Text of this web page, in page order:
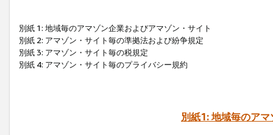
別紙 1: 地域毎のアマゾン企業およびアマゾン・サイト
別紙 2: アマゾン・サイト毎の準拠法および紛争規定
別紙 3: アマゾン・サイト毎の税規定
別紙 4: アマゾン・サイト毎のプライバシー規約
別紙1: 地域毎のア